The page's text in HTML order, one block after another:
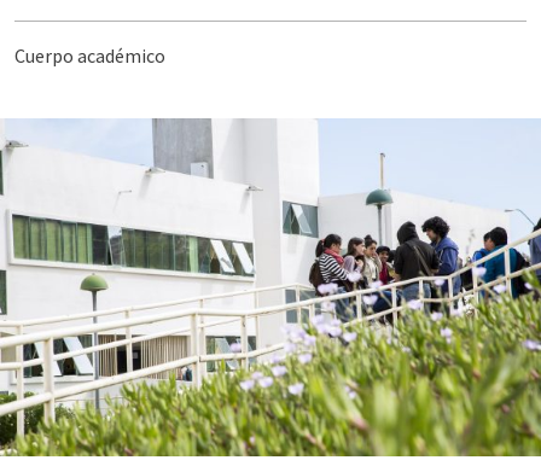
Cuerpo académico